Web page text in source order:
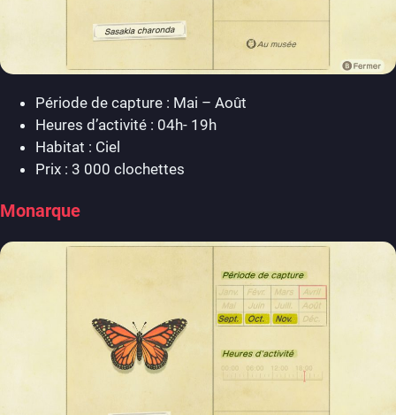
Période de capture : Mai – Août
Heures d’activité : 04h- 19h
Habitat : Ciel
Prix : 3 000 clochettes
Monarque